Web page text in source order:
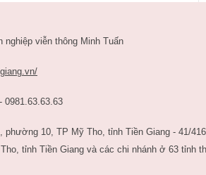
nghiệp viễn thông Minh Tuấn
0981.63.63.63
phường 10, TP Mỹ Tho, tỉnh Tiền Giang - 41/
tỉnh Tiền Giang và các chi nhánh ở 63 tỉnh